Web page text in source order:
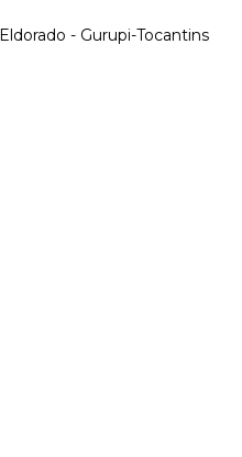
- Gurupi-Tocantins